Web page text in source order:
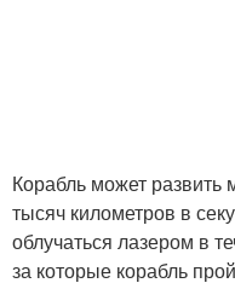
Корабль может развить
тысяч километров в
облучаться лазером в
за которые корабль